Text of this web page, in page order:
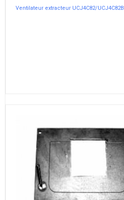
Ventilateur extracteur UCJ4C82/UCJ4C82B